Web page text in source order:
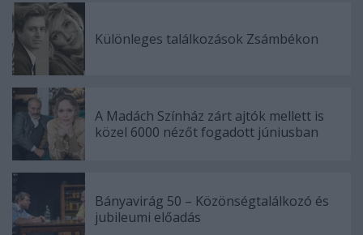
Különleges találkozások Zsámbékon
A Madách Színház zárt ajtók mellett is
közel 6000 nézőt fogadott júniusban
Bányavirág 50 – Közönségtalálkozó és
jubileumi előadás